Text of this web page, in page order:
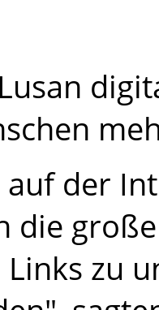
auf der
die
Links zu